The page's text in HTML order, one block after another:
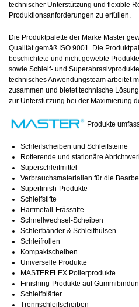
technischer Unterstützung und flexible
Produktionsanforderungen zu erfüllen.
Die Produktpalette der Marke Master
Qualität gemäß ISO 9001. Die
beschichtete und nicht gewebte
sowie Schleif- und
technisches Anwendungsteam arbeitet
zusammen und bietet technische
zur Unterstützung bei der Maximierung
Produkte
Schleifscheiben und Schleifsteine
Rotierende und stationäre
Superschleifmittel
Verbrauchsmaterialien für die
Superfinish-Produkte
Schleifstifte
Hartmetall-Frässtifte
Schnellwechsel-Scheiben
Schleifbänder & Schleifhülsen
Schleifrollen
Kompaktscheiben
Universelle Produkte
MASTERFLEX Polierprodukte
Finishing-Produkte auf
Schleifblätter
Trennschleifscheiben